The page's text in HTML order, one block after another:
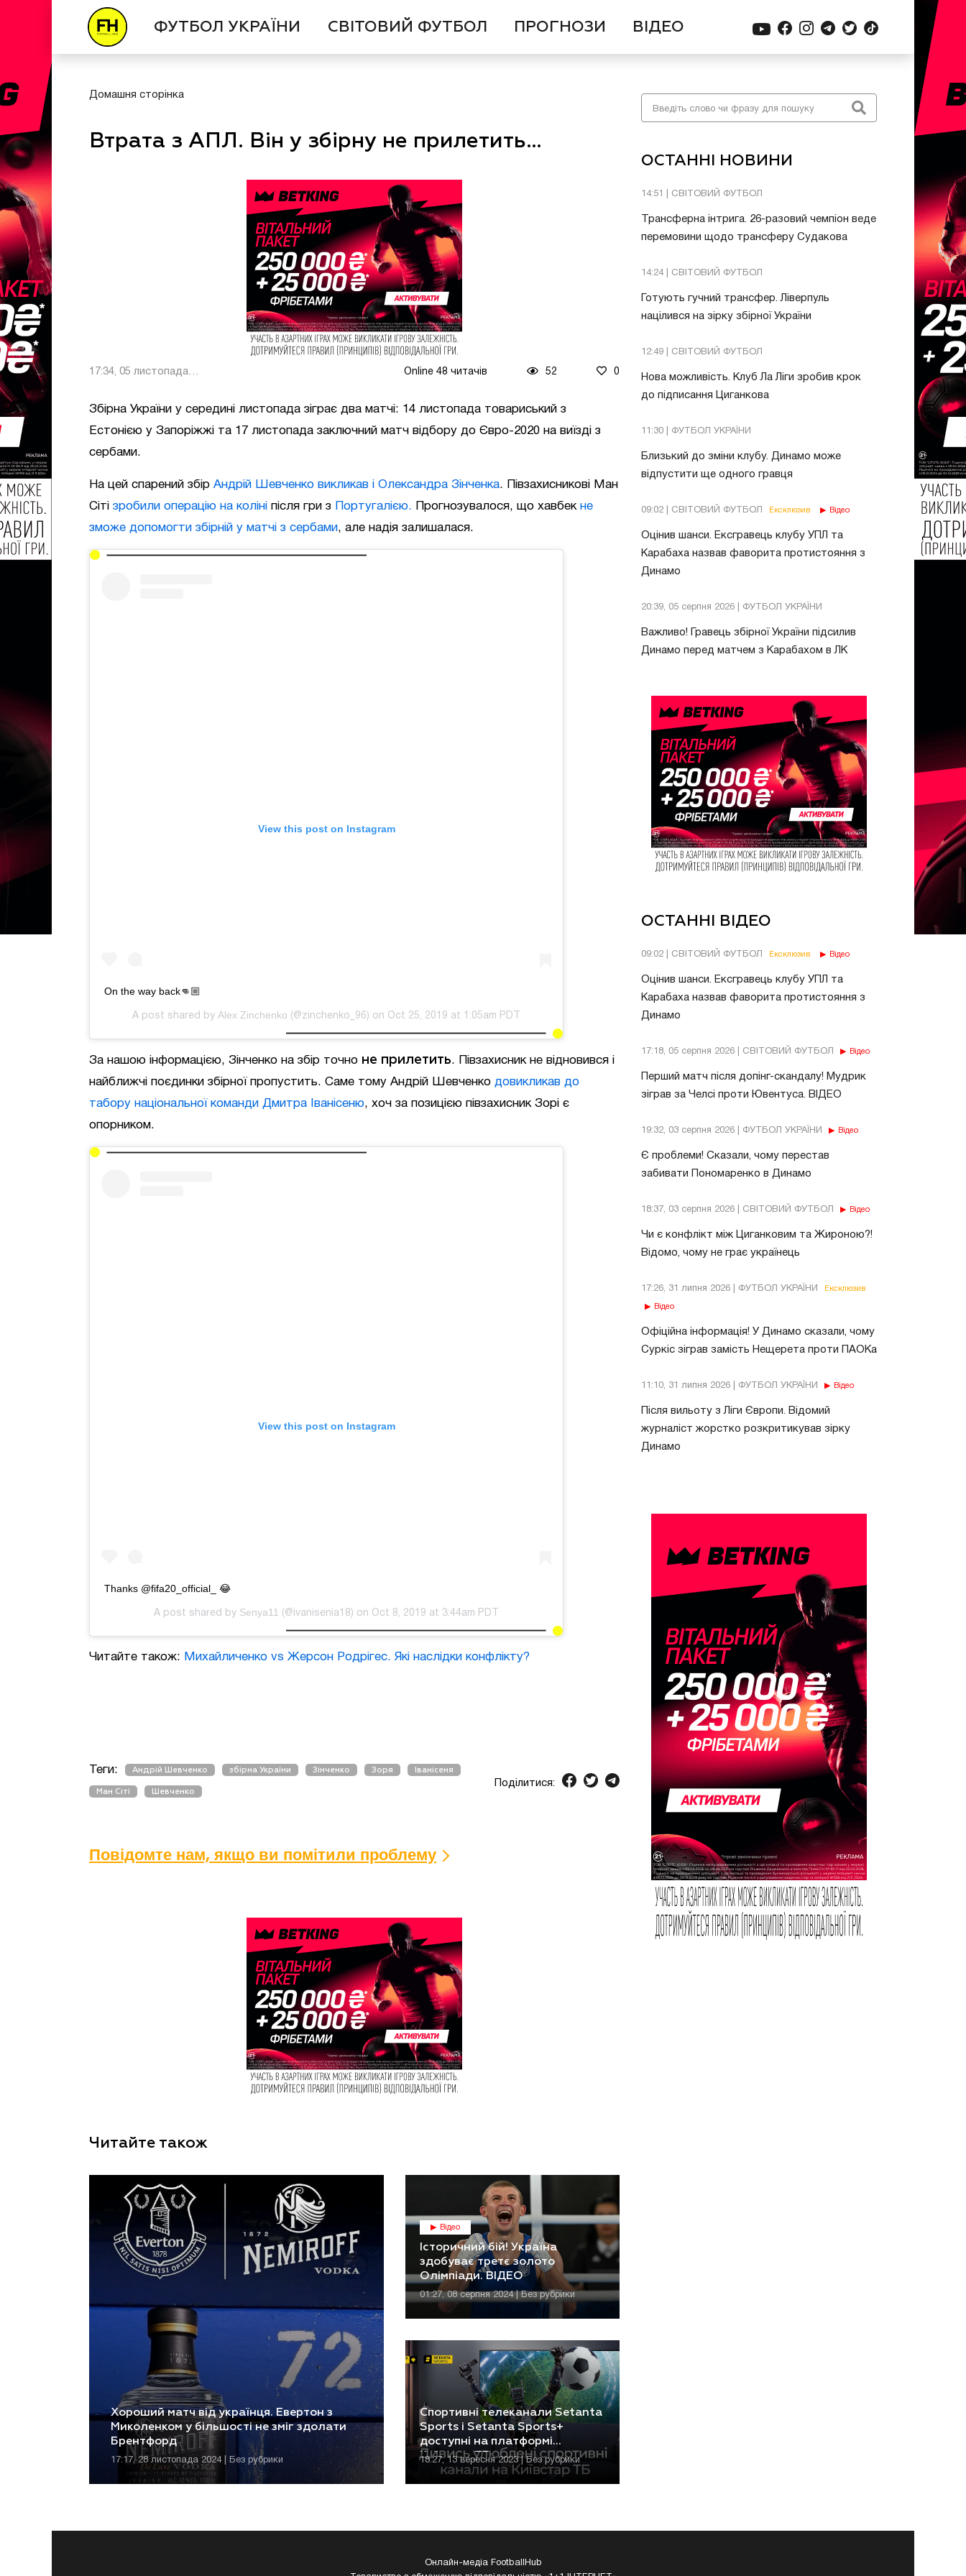
ФУТБОЛ УКРАЇНИ СВІТОВИЙ ФУТБОЛ ПРОГНОЗИ ВІДЕО
ОСТАННІ НОВИНИ
14:51 | СВІТОВИЙ ФУТБОЛ
Трансферна інтрига. 26-разовий чемпіон веде
перемовини щодо трансферу Судакова
14:24 | СВІТОВИЙ ФУТБОЛ
Готують гучний трансфер. Ліверпуль
націлився на зірку збірної України
12:49 | СВІТОВИЙ ФУТБОЛ
Нова можливість. Клуб Ла Ліги зробив крок
до підписання Циганкова
11:30 | ФУТБОЛ УКРАЇНИ
Близький до зміни клубу. Динамо може
відпустити ще одного гравця
09:02 | СВІТОВИЙ ФУТБОЛ Ексклюзив Відео
Оцінив шанси. Ексгравець клубу УПЛ та
Карабаха назвав фаворита протистояння з
Динамо
20:39, 05 серпня 2026 | ФУТБОЛ УКРАЇНИ
Важливо! Гравець збірної України підсилив
Динамо перед матчем з Карабахом в ЛК
ОСТАННІ ВІДЕО
09:02 | СВІТОВИЙ ФУТБОЛ Ексклюзив Відео
Оцінив шанси. Ексгравець клубу УПЛ та
Карабаха назвав фаворита протистояння з
Динамо
17:18, 05 серпня 2026 | СВІТОВИЙ ФУТБОЛ Відео
Перший матч після допінг-скандалу! Мудрик
зіграв за Челсі проти Ювентуса. ВІДЕО
19:32, 03 серпня 2026 | ФУТБОЛ УКРАЇНИ Відео
Є проблеми! Сказали, чому перестав
забивати Пономаренко в Динамо
18:37, 03 серпня 2026 | СВІТОВИЙ ФУТБОЛ Відео
Чи є конфлікт між Циганковим та Жироною?!
Відомо, чому не грає українець
17:26, 31 липня 2026 | ФУТБОЛ УКРАЇНИ Ексклюзив
Відео
Офіційна інформація! У Динамо сказали, чому
Суркіс зіграв замість Нещерета проти ПАОКа
11:10, 31 липня 2026 | ФУТБОЛ УКРАЇНИ Відео
Після вильоту з Ліги Європи. Відомий
журналіст жорстко розкритикував зірку
Динамо
Домашня сторінка
Втрата з АПЛ. Він у збірну не прилетить…
17:34, 05 листопада
Online 48 читачів 52 0
Збірна України у середині листопада зіграє два матчі: 14 листопада товариський з
Естонією у Запоріжжі та 17 листопада заключний матч відбору до Євро-2020 на виїзді з
сербами.
На цей спарений збір Андрій Шевченко викликав і Олександра Зінченка. Півзахисникові Ман
Сіті зробили операцію на коліні після гри з Португалією. Прогнозувалося, що хавбек не
зможе допомогти збірній у матчі з сербами, але надія залишалася.
View this post on Instagram
On the way back👊🏼
A post shared by Alex Zinchenko (@zinchenko_96) on Oct 25, 2019 at 1:05am PDT
За нашою інформацією, Зінченко на збір точно не прилетить. Півзахисник не відновився і
найближчі поєдинки збірної пропустить. Саме тому Андрій Шевченко довикликав до
табору національної команди Дмитра Іванісеню, хоч за позицією півзахисник Зорі є
опорником.
View this post on Instagram
Thanks @fifa20_official_ 😂
A post shared by Senya11 (@ivanisenia18) on Oct 8, 2019 at 3:44am PDT
Читайте також: Михайличенко vs Жерсон Родрігес. Які наслідки конфлікту?
Теги: Андрій Шевченко збірна України Зінченко Зоря Іванісеня
Ман Сіті Шевченко
Поділитися:
Повідомте нам, якщо ви помітили проблему
Читайте також
Хороший матч від українця. Евертон з
Миколенком у більшості не зміг здолати
Брентфорд
17:17, 28 листопада 2024 | Без рубрики
Відео
Історичний бій! Україна
здобуває третє золото
Олімпіади. ВІДЕО
01:27, 08 серпня 2024 | Без рубрики
Спортивні телеканали Setanta
Sports і Setanta Sports+
доступні на платформі
Київстар ТБ
18:27, 13 вересня 2023 | Без рубрики
Онлайн-медіа FootballHub